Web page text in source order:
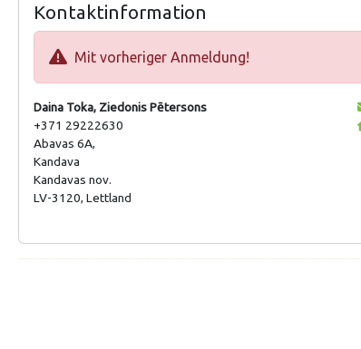
Kontaktinformation
Mit vorheriger Anmeldung!
Daina Toka, Ziedonis Pētersons
+371 29222630
Abavas 6A,
Kandava
Kandavas nov.
LV-3120, Lettland